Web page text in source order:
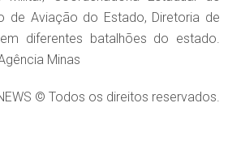
de Aviação do Estado, Diretoria de
diferentes batalhões do estado.
Minas
© Todos os direitos reservados.